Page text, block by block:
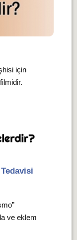
için
ve eklem